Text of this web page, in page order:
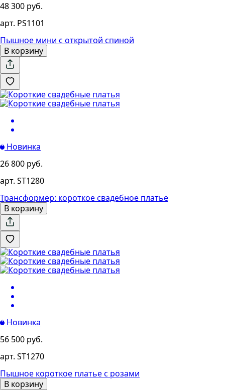
48 300 руб.
арт. PS1101
Пышное мини с открытой спиной
В корзину
Новинка
26 800 руб.
арт. ST1280
Трансформер: короткое свадебное платье
В корзину
Новинка
56 500 руб.
арт. ST1270
Пышное короткое платье с розами
В корзину